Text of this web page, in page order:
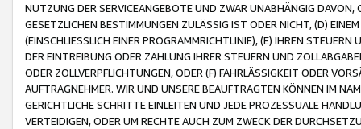
NUTZUNG DER SERVICEANGEBOTE UND ZWAR UNABHÄNGIG
GESETZLICHEN BESTIMMUNGEN ZULÄSSIG IST ODER NICHT, (D)
(EINSCHLIESSLICH EINER PROGRAMMRICHTLINIE), (E) IHREN
DER EINTREIBUNG ODER ZAHLUNG IHRER STEUERN UND
ODER ZOLLVERPFLICHTUNGEN, ODER (F) FAHRLÄSSIGKEIT ODER
AUFTRAGNEHMER. WIR UND UNSERE BEAUFTRAGTEN KÖNNEN IM
GERICHTLICHE SCHRITTE EINLEITEN UND JEDE PROZESSUALE
VERTEIDIGEN, ODER UM RECHTE AUCH ZUM ZWECK DER